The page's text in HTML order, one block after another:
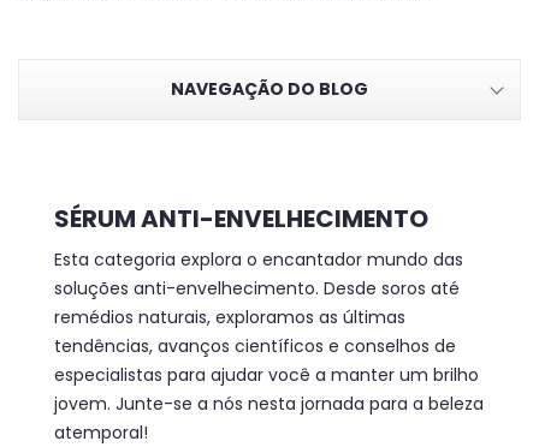
NAVEGAÇÃO DO BLOG
SÉRUM ANTI-ENVELHECIMENTO
Esta categoria explora o encantador mundo das
soluções anti-envelhecimento. Desde soros até
remédios naturais, exploramos as últimas
tendências, avanços científicos e conselhos de
especialistas para ajudar você a manter um brilho
jovem. Junte-se a nós nesta jornada para a beleza
atemporal!